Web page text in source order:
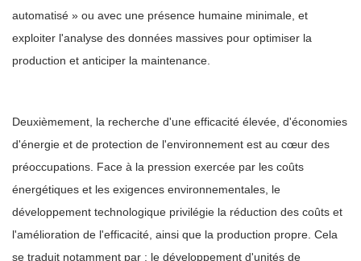
automatisé » ou avec une présence humaine minimale, et
exploiter l'analyse des données massives pour optimiser la
production et anticiper la maintenance.
Deuxièmement, la recherche d'une efficacité élevée, d'économies
d'énergie et de protection de l'environnement est au cœur des
préoccupations. Face à la pression exercée par les coûts
énergétiques et les exigences environnementales, le
développement technologique privilégie la réduction des coûts et
l'amélioration de l'efficacité, ainsi que la production propre. Cela
se traduit notamment par : le développement d'unités de